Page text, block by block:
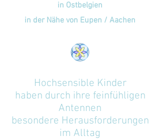
in Ostbelgien
in der Nähe von Eupen / Aachen
Hochsensible Kinder
haben durch ihre feinfühligen
Antennen
besondere Herausforderungen
im Alltag